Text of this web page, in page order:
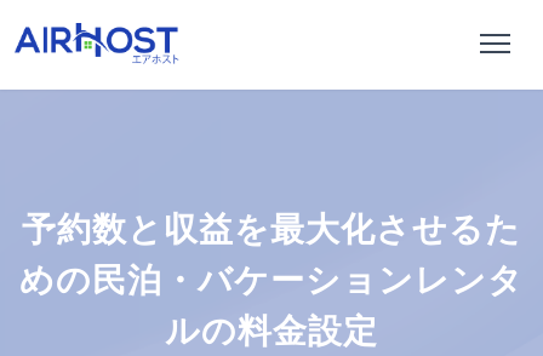
予約数と収益を最大化させるた
めの民泊・バケーションレンタ
ルの料金設定